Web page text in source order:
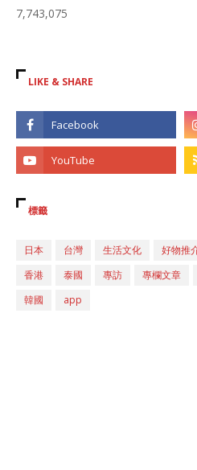
7,743,075
LIKE & SHARE
標籤
日本 台灣 生活文化 好物推
香港
泰國 專訪 專欄文章
韓國
app